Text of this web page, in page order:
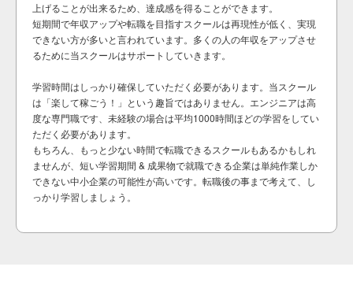
上げることが出来るため、達成感を得ることができます。
短期間で年収アップや転職を目指すスクールは再現性が低く、実現
できない方が多いと言われています。多くの人の年収をアップさせ
るために当スクールはサポートしていきます。
学習時間はしっかり確保していただく必要があります。当スクール
は「楽して稼ごう！」という趣旨ではありません。エンジニアは高
度な専門職です、未経験の場合は平均1000時間ほどの学習をしてい
ただく必要があります。
もちろん、もっと少ない時間で転職できるスクールもあるかもしれ
ませんが、短い学習期間 & 成果物で就職できる企業は単純作業しか
できない中小企業の可能性が高いです。転職後の事まで考えて、し
っかり学習しましょう。